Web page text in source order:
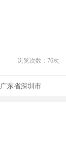
浏览次数： 76次
广东省深圳市